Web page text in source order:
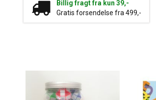
Billig fragt fra kun 39,-
Gratis forsendelse fra 499,-